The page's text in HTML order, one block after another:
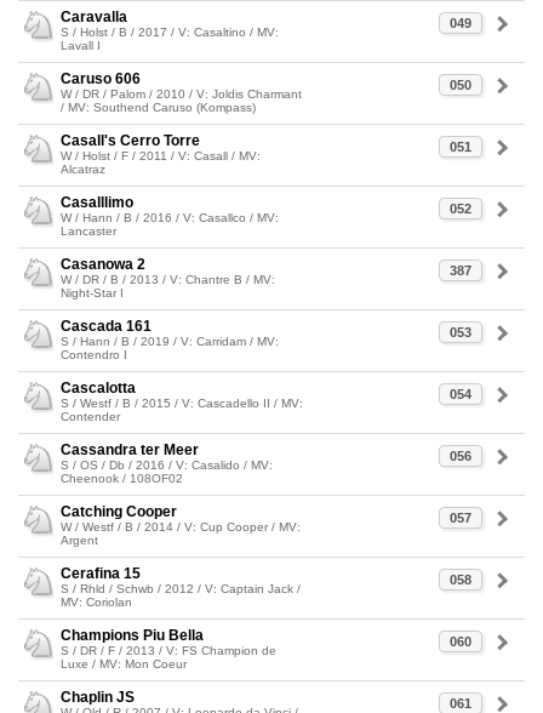
049
Caravalla
S / Holst / B / 2017 / V: Casaltino / MV:
Lavall I
050
Caruso 606
W / DR / Palom / 2010 / V: Joldis Charmant
/ MV: Southend Caruso (Kompass)
051
Casall's Cerro Torre
W / Holst / F / 2011 / V: Casall / MV:
Alcatraz
052
Casalllimo
W / Hann / B / 2016 / V: Casallco / MV:
Lancaster
387
Casanowa 2
W / DR / B / 2013 / V: Chantre B / MV:
Night-Star I
053
Cascada 161
S / Hann / B / 2019 / V: Carridam / MV:
Contendro I
054
Cascalotta
S / Westf / B / 2015 / V: Cascadello II / MV:
Contender
056
Cassandra ter Meer
S / OS / Db / 2016 / V: Casalido / MV:
Cheenook / 108OF02
057
Catching Cooper
W / Westf / B / 2014 / V: Cup Cooper / MV:
Argent
058
Cerafina 15
S / Rhld / Schwb / 2012 / V: Captain Jack /
MV: Coriolan
060
Champions Piu Bella
S / DR / F / 2013 / V: FS Champion de
Luxe / MV: Mon Coeur
061
Chaplin JS